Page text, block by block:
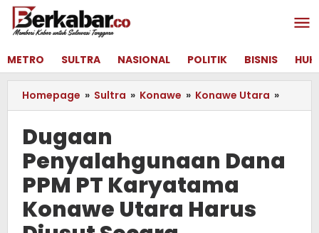
Lewati
konten
METRO
SULTRA NASIONAL POLITIK BISNIS
Homepage » Sultra » Konawe » Konawe Utara »
PT
Dugaan
Penyalahgunaan Dana
PPM PT Karyatama
Konawe Utara Harus